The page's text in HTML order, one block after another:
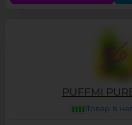
PUFFMI
Товар в